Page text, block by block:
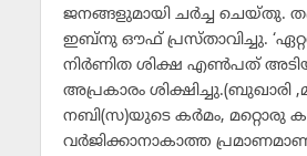
ജനങ്ങളുമായി ചര്‍ച്ച ചെയ്തു.
ഇബ്‌നു ഔഫ് പ്രസ്താവിച്ചു.
നിര്‍ണിത ശിക്ഷ എണ്‍പത്
അപ്രകാരം ശിക്ഷിച്ചു.(ബുഖാരി
നബി(സ)യുടെ കര്‍മം, മറ്റൊരു
വര്‍ജിക്കാനാകാത്ത